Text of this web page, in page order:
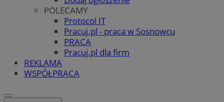
POLECAMY
Protocol IT
Pracuj.pl - praca w Sosnowcu
PRACA
Pracuj.pl dla firm
REKLAMA
WSPÓŁPRACA